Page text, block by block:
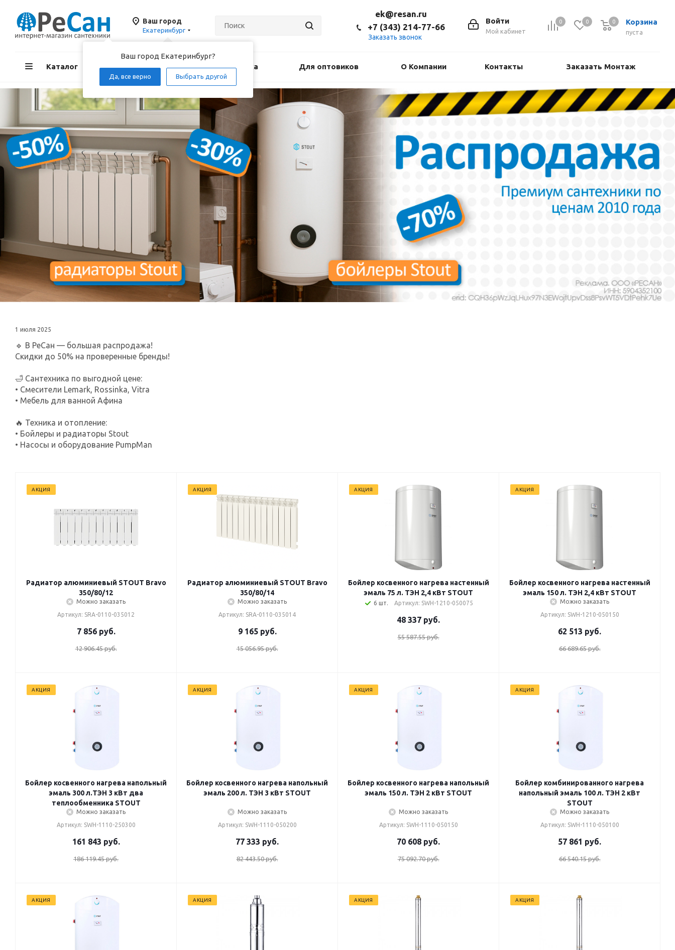
Ваш город
Екатеринбург
Ваш город Екатеринбург?
Да, все верно Выбрать другой
0 0 Корзина
пуста
0
Войти
Мой кабинет
ek@resan.ru
+7 (343) 214-77-66
Заказать звонок
Каталог Акции Доставка Для оптовиков О Компании Контакты Заказать Монтаж
1 июля 2025
🔹 В РеСан — большая распродажа!
Скидки до 50% на проверенные бренды!
🛁 Сантехника по выгодной цене:
• Смесители Lemark, Rossinka, Vitra
• Мебель для ванной Афина
🔥 Техника и отопление:
• Бойлеры и радиаторы Stout
• Насосы и оборудование PumpMan
АКЦИЯ
Радиатор алюминиевый STOUT Bravo
350/80/12
Можно заказать
Артикул: SRA-0110-035012
7 856руб.
12 906.45 руб.
АКЦИЯ
Радиатор алюминиевый STOUT Bravo
350/80/14
Можно заказать
Артикул: SRA-0110-035014
9 165руб.
15 056.95 руб.
АКЦИЯ
Бойлер косвенного нагрева настенный
эмаль 75 л. ТЭН 2,4 кВт STOUT
6 шт. Артикул: SWH-1210-050075
48 337 руб.
55 587.55 руб.
АКЦИЯ
Бойлер косвенного нагрева настенный
эмаль 150 л. ТЭН 2,4 кВт STOUT
Можно заказать
Артикул: SWH-1210-050150
62 513 руб.
66 689.65 руб.
АКЦИЯ
Бойлер косвенного нагрева напольный
эмаль 300 л.ТЭН 3 кВт два
теплообменника STOUT
Можно заказать
Артикул: SWH-1110-250300
161 843 руб.
186 119.45 руб.
АКЦИЯ
Бойлер косвенного нагрева напольный
эмаль 200 л. ТЭН 3 кВт STOUT
Можно заказать
Артикул: SWH-1110-050200
77 333 руб.
82 443.50 руб.
АКЦИЯ
Бойлер косвенного нагрева напольный
эмаль 150 л. ТЭН 2 кВт STOUT
Можно заказать
Артикул: SWH-1110-050150
70 608 руб.
75 092.70 руб.
АКЦИЯ
Бойлер комбинированного нагрева
напольный эмаль 100 л. ТЭН 2 кВт
STOUT
Можно заказать
Артикул: SWH-1110-050100
57 861 руб.
66 540.15 руб.
АКЦИЯ АКЦИЯ АКЦИЯ АКЦИЯ